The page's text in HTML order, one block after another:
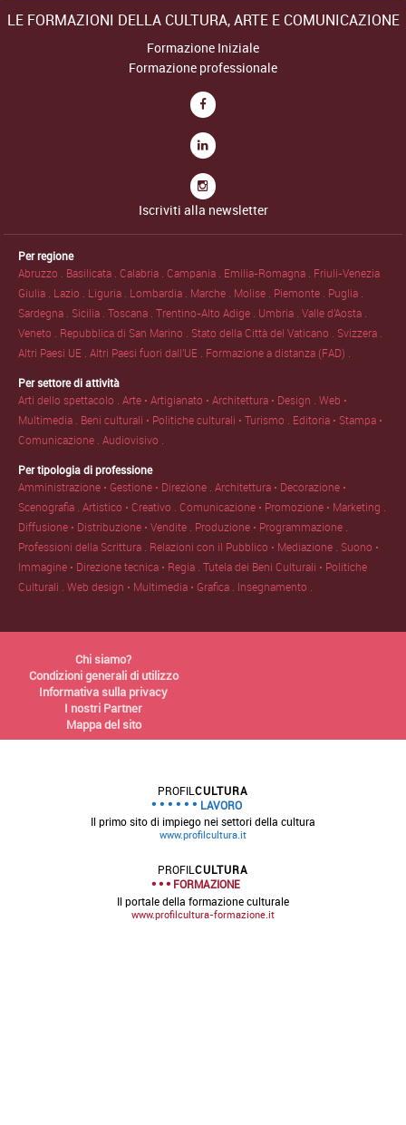
LE FORMAZIONI DELLA CULTURA, ARTE E COMUNICAZIONE
Formazione Iniziale
Formazione professionale
Iscriviti alla newsletter
Per regione
Abruzzo . Basilicata .Calabria .Campania . Emilia-Romagna . Friuli-Venezia
Giulia . Lazio . Liguria . Lombardia . Marche . Molise . Piemonte . Puglia .
Sardegna . Sicilia .Toscana .Trentino-Alto Adige . Umbria .Valle d'Aosta .
Veneto . Repubblica di San Marino . Stato della Città del Vaticano . Svizzera .
Altri Paesi UE .Altri Paesi fuori dall'UE . Formazione a distanza (FAD) .
Per settore di attività
Arti dello spettacolo .Arte • Artigianato • Architettura • Design .Web •
Multimedia . Beni culturali • Politiche culturali • Turismo . Editoria • Stampa •
Comunicazione .Audiovisivo .
Per tipologia di professione
Amministrazione • Gestione • Direzione .Architettura • Decorazione •
Scenografia .Artistico • Creativo .Comunicazione • Promozione • Marketing .
Diffusione • Distribuzione • Vendite . Produzione • Programmazione .
Professioni della Scrittura . Relazioni con il Pubblico • Mediazione . Suono •
Immagine • Direzione tecnica • Regia .Tutela dei Beni Culturali • Politiche
Culturali .Web design • Multimedia • Grafica . Insegnamento .
Chi siamo?
Condizioni generali di utilizzo
Informativa sulla privacy
I nostri Partner
Mappa del sito
PROFIL CULTURA
LAVORO
Il primo sito di impiego nei settori della cultura
www.profilcultura.it
PROFIL CULTURA
FORMAZIONE
Il portale della formazione culturale
www.profilcultura-formazione.it